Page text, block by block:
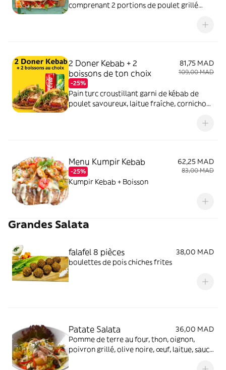
comprenant 2 portions de poulet grillé
accompagnées de 2 frites croustillantes et
2 Doner Kebab + 2
boissons de ton choix
-25%
81,75 MAD
109,00 MAD
Pain turc croustillant garni de kébab de
poulet savoureux, laitue fraîche, cornichons
juteuses et une onctueuse sauce fromagère.
Menu Kumpir Kebab
-25%
62,25 MAD
83,00 MAD
Kumpir Kebab + Boisson
Grandes Salata
falafel 8 pièces
38,00 MAD
boulettes de pois chiches frites
Patate Salata
36,00 MAD
Pomme de terre au four, thon, oignon,
poivron grillé, olive noire, œuf, laitue, sauce